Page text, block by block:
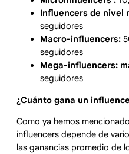
Influencers de nivel
seguidores
Macro-influencers:
seguidores
Mega-influencers:
seguidores
¿Cuánto gana un
Como ya hemos
influencers depende de
las ganancias promedio de